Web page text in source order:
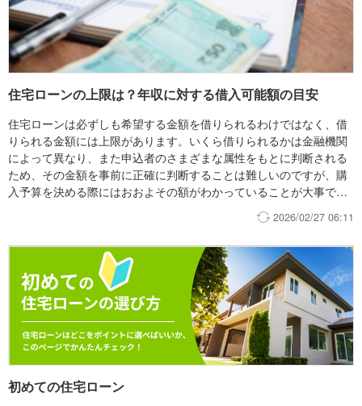
住宅ローンの上限は？年収に対する借入可能額の目安
住宅ローンは必ずしも希望する金額を借りられるわけではなく、借
りられる金額には上限があります。いくら借りられるかは金融機関
によって異なり、また申込者のさまざまな属性をもとに判断される
ため、その金額を事前に正確に判断することは難しいのですが、購
入予算を決める際にはおおよその額がわかっていることが大事で
2026/02/27 06:11
初めての住宅ローン